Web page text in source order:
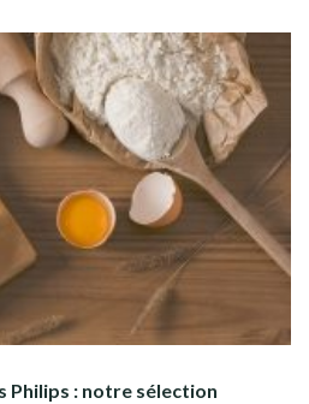
Philips : notre sélection